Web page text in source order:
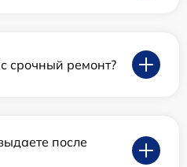
срочный ремонт?
после